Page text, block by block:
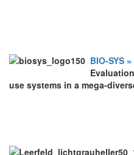
BIO-SYS
use systems in a mega-